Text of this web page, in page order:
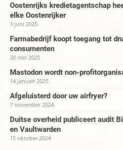
Oostenrijks kredietagentschap
elke Oostenrijker
3 juni 2025
Farmabedrijf koopt toegang tot
consumenten
20 mei 2025
Mastodon wordt non-
14 januari 2025
Afgeluisterd door uw airfryer?
7 november 2024
Duitse overheid publiceert audit
en Vaultwarden
15 oktober 2024